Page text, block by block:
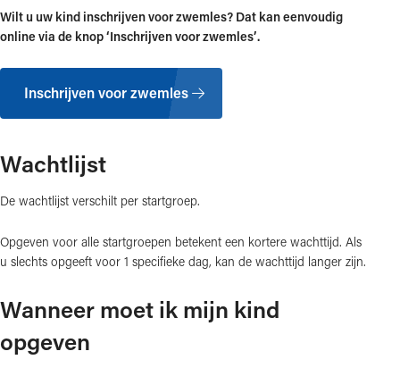
Wilt u uw kind inschrijven voor zwemles? Dat kan eenvoudig
online via de knop‘Inschrijven voor zwemles’.
Inschrijven voor zwemles
Wachtlijst
De wachtlijst verschilt per startgroep.
Opgeven voor alle startgroepen betekent een kortere wachttijd. Als
u slechts opgeeft voor 1 specifieke dag, kan de wachttijd langer zijn.
Wanneer moet ik mijn kind
opgeven